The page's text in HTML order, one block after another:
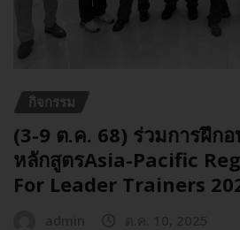
กิจกรรม
(3-9 ต.ค. 68) ร่วมการฝึก
หลักสูตรAsia-Pacific
For Leader Trainers